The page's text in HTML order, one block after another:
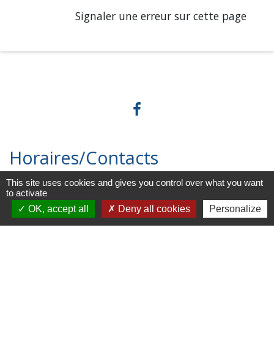
Signaler une erreur sur cette page
Horaires/Contacts
Commune de Barjouville
1, rue Jean Moulin
28630 Barjouville - FRANCE
This site uses cookies and gives you control over what you want
to activate
OK, accept all
Deny all cookies Personalize